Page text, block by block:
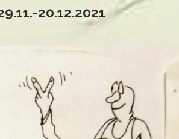
20.12.2021